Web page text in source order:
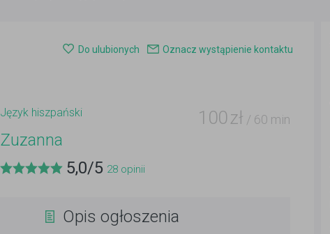
Do ulubionych Oznacz wystąpienie kontaktu
Język hiszpański 100 zł / 60 min
Zuzanna
5,0/5 28 opinii
Opis ogłoszenia